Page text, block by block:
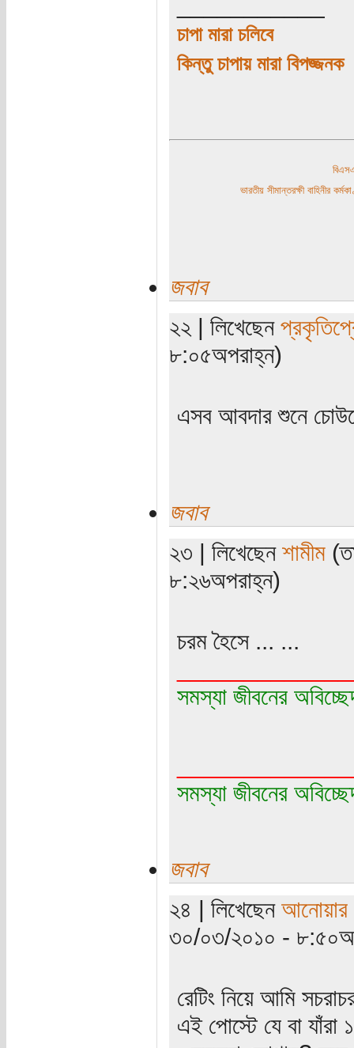
চাপা মারা চলিবে
কিন্তু চাপায় মারা বিপজ্জনক
ভারতীয় সীমান্তরক্ষী বাহিনীর
জবাব
২২ | লিখেছেন
৮:০৫অপরাহ্ন)
এসব আবদার শুনে
জবাব
২৩ | লিখেছেন শামীম
৮:২৬অপরাহ্ন)
চরম হৈসে ... ...
সমস্যা জীবনের
সমস্যা জীবনের
জবাব
২৪ | লিখেছেন আনোয়ার
৩০/০৩/২০১০ -
রেটিং নিয়ে আমি
এই পোস্টে যে বা যাঁরা